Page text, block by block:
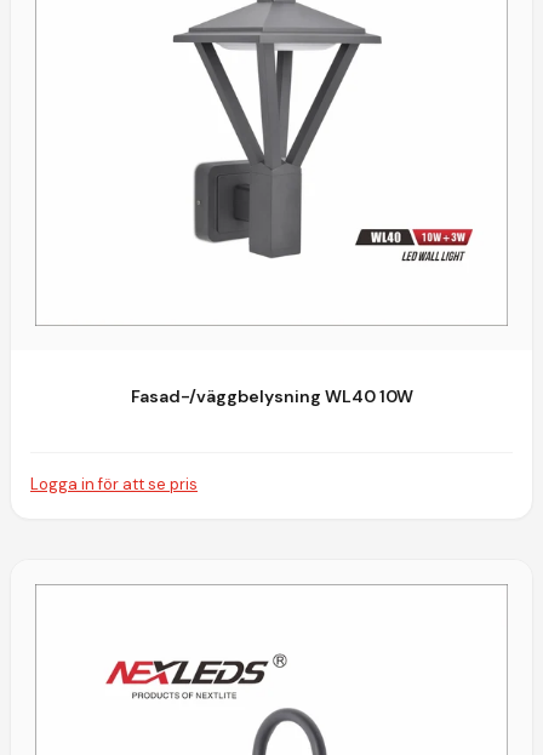
Fasad-/väggbelysning WL40 10W
Logga in för att se pris